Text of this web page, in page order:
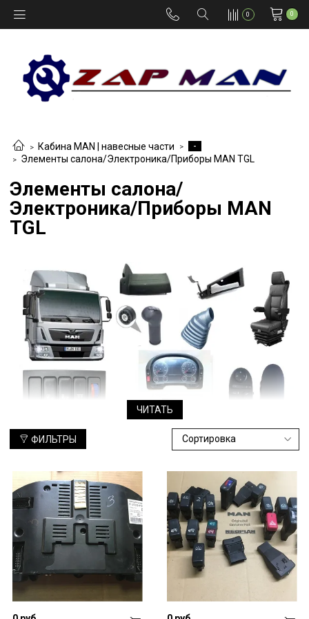
0 0
Кабина MAN | навесные части
-
Элементы салона/Электроника/Приборы MAN TGL
Элементы салона/
Электроника/Приборы MAN
TGL
теряет свой вид и свойства. Производитель рекомендует в
случае поломок использовать только оригинальные
комплектующие. Но часто их нет в наличии, приходится
привозить под заказ и терпеть убытки из-за простоев
грузовика.
Что выбрать: оригинальные детали или дешевые аналоги?
Сегодня на рынке можно часто встретить подделки
оригинальных деталей МАН. Производители утверждают, что
они мало чем отличаются от аналогов, а вот стоят
значительно меньше. Но не является ли такая экономия
сомнительной? Даже если речь идет не о важных узлах и
ЧИТАТЬ
ФИЛЬТРЫ